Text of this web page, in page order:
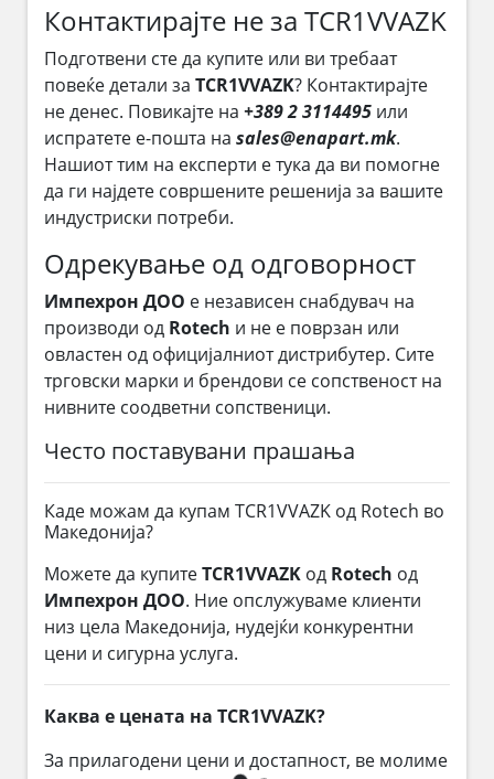
Контактирајте не за TCR1VVAZK
Подготвени сте да купите или ви требаат
повеќе детали за TCR1VVAZK? Контактирајте
не денес. Повикајте на +389 2 3114495 или
испратете е-пошта на sales@enapart.mk.
Нашиот тим на експерти е тука да ви помогне
да ги најдете совршените решенија за вашите
индустриски потреби.
Одрекување од одговорност
Импехрон ДОО е независен снабдувач на
производи од Rotech и не е поврзан или
овластен од официјалниот дистрибутер. Сите
трговски марки и брендови се сопственост на
нивните соодветни сопственици.
Често поставувани прашања
Каде можам да купам TCR1VVAZK од Rotech во
Македонија?
Можете да купитеTCR1VVAZK од Rotech од
Импехрон ДОО. Ние опслужуваме клиенти
низ цела Македонија, нудејќи конкурентни
цени и сигурна услуга.
Каква е цената на TCR1VVAZK?
За прилагодени цени и достапност, ве молиме